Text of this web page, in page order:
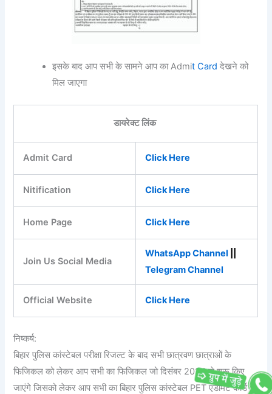
इसके बाद आप सभी के सामने आप का Admit Card देखने को
मिल जाएगा
डायरेक्ट लिंक
Admit Card Click Here
Nitification Click Here
Home Page Click Here
Join Us Social Media
WhatsApp Channel
Telegram Channel
Official Website Click Here
निष्कर्ष:
बिहार पुलिस कांस्टेबल परीक्षा रिजल्ट के बाद सभी छात्रवण छात्राओं के
फिजिकल को लेकर आप सभी का फिजिकल जो दिसंबर 2024 से शुरू किए
जाएंगे जिसको लेकर आप सभी का बिहार पुलिस कांस्टेबल PET एडमिट कार्ड